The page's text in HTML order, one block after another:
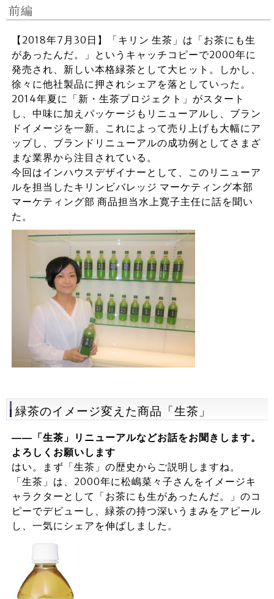
前編
【2018年7月30日】「キリン 生茶」は「お茶にも生
があったんだ。」というキャッチコピーで2000年に
発売され、新しい本格緑茶として大ヒット。しかし、
徐々に他社製品に押されシェアを落としていった。
2014年夏に「新・生茶プロジェクト」がスタート
し、中味に加えパッケージもリニューアルし、ブラン
ドイメージを一新。これによって売り上げも大幅にア
ップし、ブランドリニューアルの成功例としてさまざ
まな業界から注目されている。
今回はインハウスデザイナーとして、このリニューア
ルを担当したキリンビバレッジ マーケティング本部
マーケティング部 商品担当水上寛子主任に話を聞い
た。
緑茶のイメージ変えた商品「生茶」
――「生茶」リニューアルなどお話をお聞きします。
よろしくお願いします
はい。まず「生茶」の歴史からご説明しますね。
「生茶」は、2000年に松嶋菜々子さんをイメージキ
ャラクターとして「お茶にも生があったんだ。」のコ
ピーでデビューし、緑茶の持つ深いうまみをアピール
し、一気にシェアを伸ばしました。